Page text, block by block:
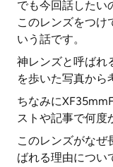
でも今回話したい
このレンズをつけ
いう話です。
神レンズと呼ばれ
を歩いた写真から
ちなみに
ストや記事で何度
このレンズがなぜ
ばれる理由につい